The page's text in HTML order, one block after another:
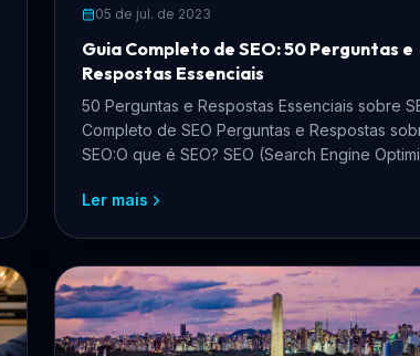
05 de jul. de 2023
Guia Completo de SEO: 50 Perguntas e
Respostas Essenciais
50 Perguntas e Respostas Essenciais sobre
Completo de SEO Perguntas e Respostas
SEO:O que é SEO? SEO (Search Engine
Ler mais